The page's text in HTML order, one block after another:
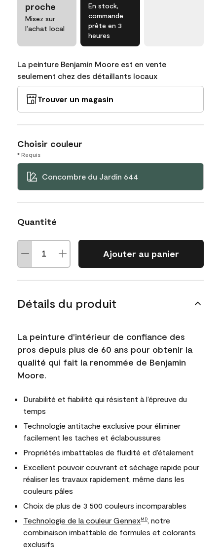
proche
Misez sur
l’achat local
En stock,
commande
prête en 3
heures
La peinture Benjamin Moore est en vente
seulement chez des détaillants locaux
Trouver un magasin
Choisir couleur
* Requis
Concombre du Jardin 644
Quantité
Ajouter au panier
Détails du produit
La peinture d'intérieur de confiance des
pros depuis plus de 60 ans pour obtenir la
qualité qui fait la renommée de Benjamin
Moore.
Durabilité et fiabilité qui résistent à l’épreuve du
temps
Technologie antitache exclusive pour éliminer
facilement les taches et éclaboussures
Propriétés imbattables de fluidité et d’étalement
Excellent pouvoir couvrant et séchage rapide pour
réaliser les travaux rapidement, même dans les
couleurs pâles
Choix de plus de 3 500 couleurs incomparables
Technologie de la couleur GennexMD
, notre
combinaison imbattable de formules et colorants
exclusifs